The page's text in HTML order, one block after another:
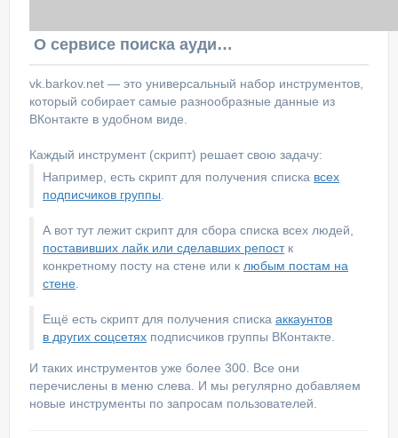
О сервисе поиска аудитории ВКонтакте
vk.barkov.net — это универсальный набор инструментов,
который собирает самые разнообразные данные из
ВКонтакте в удобном виде.
Каждый инструмент (скрипт) решает свою задачу:
Например, есть скрипт для получения списка всех
подписчиков группы
А вот тут лежит скрипт для сбора списка всех людей,
поставивших лайк или сделавших репостк
конкретному посту на стене или к любым постам на
стене
Ещё есть скрипт для получения списка аккаунтов
в других соцсетях подписчиков группы ВКонтакте.
И таких инструментов уже более 300. Все они
перечислены в меню слева. И мы регулярно добавляем
новые инструменты по запросам пользователей.